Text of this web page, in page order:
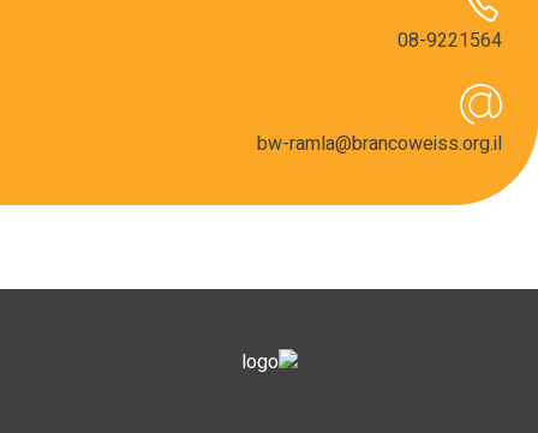
08-9221564
bw-ramla@brancoweiss.org.il